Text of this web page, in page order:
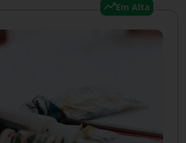
Em Alta